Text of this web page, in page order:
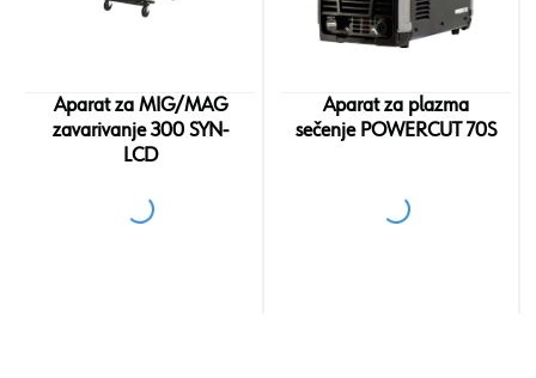
Aparat za MIG/MAG
zavarivanje 300 SYN-
LCD
Aparat za plazma
sečenje POWERCUT 70S